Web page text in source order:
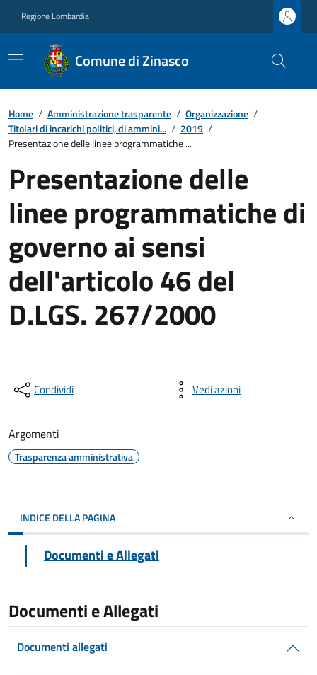
Regione Lombardia
Comune di Zinasco
Home / Amministrazione trasparente / Organizzazione /
Titolari di incarichi politici, di ammini... / 2019 /
Presentazione delle linee programmatiche ...
Presentazione delle
linee programmatiche di
governo ai sensi
dell'articolo 46 del
D.LGS. 267/2000
Condividi Vedi azioni
Argomenti
Trasparenza amministrativa
INDICE DELLA PAGINA
Documenti e Allegati
Documenti e Allegati
Documenti allegati